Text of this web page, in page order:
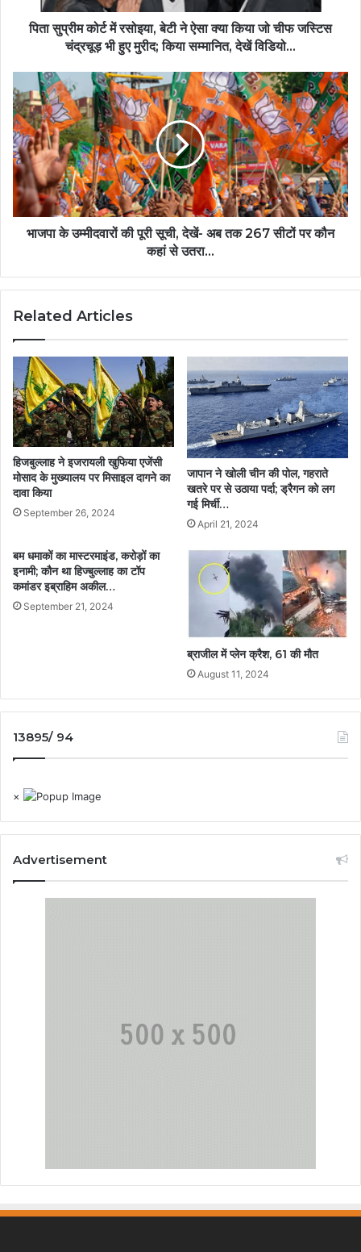
पिता सुप्रीम कोर्ट में रसोइया, बेटी ने ऐसा क्या किया जो चीफ जस्टिस
चंद्रचूड़ भी हुए मुरीद; किया सम्मानित, देखें विडियो...
भाजपा के उम्मीदवारों की पूरी सूची, देखें- अब तक 267 सीटों पर कौन
कहां से उतरा...
Related Articles
हिजबुल्लाह ने इजरायली खुफिया एजेंसी
मोसाद के मुख्यालय पर मिसाइल दागने का
दावा किया
September 26, 2024
जापान ने खोली चीन की पोल, गहराते
खतरे पर से उठाया पर्दा; ड्रैगन को लग
गई मिर्ची…
April 21, 2024
बम धमाकों का मास्टरमाइंड, करोड़ों का
इनामी; कौन था हिज्बुल्लाह का टॉप
कमांडर इब्राहिम अकील…
September 21, 2024
ब्राजील में प्लेन क्रैश, 61 की मौत
August 11, 2024
13895/ 94
×
Advertisement